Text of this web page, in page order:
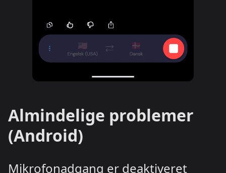
Almindelige problemer
(Android)
Mikrofonadgang er deaktiveret